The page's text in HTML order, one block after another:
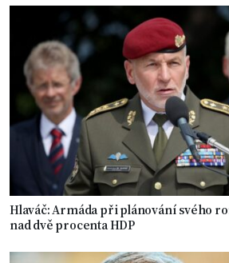
Hlaváč: Armáda při plánování svého
nad dvě procenta HDP